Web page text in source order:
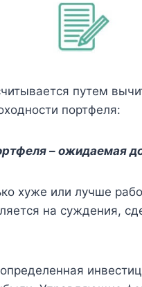
путем
портфеля:
– ожидаемая
хуже или лучше
на суждения,